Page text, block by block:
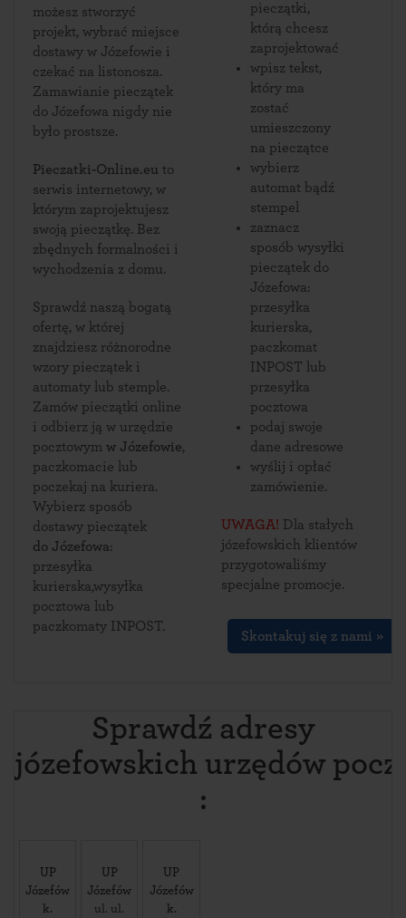
możesz stworzyć
projekt, wybrać miejsce
dostawy w Józefowie i
czekać na listonosza.
Zamawianie pieczątek
do Józefowa nigdy nie
było prostsze.
Pieczatki-Online.eu
serwis internetowy, w
którym zaprojektujesz
swoją pieczątkę. Bez
zbędnych formalności i
wychodzenia z domu.
Sprawdź naszą bogatą
ofertę, w której
znajdziesz różnorodne
wzory pieczątek i
automaty lub stemple.
Zamów pieczątki online
i odbierz ją w urzędzie
pocztowym w Józefowie,
paczkomacie lub
poczekaj na kuriera.
Wybierz sposób
dostawy pieczątek
do Józefowa:
przesyłka
kurierska,wysyłka
pocztowa lub
paczkomaty INPOST.
pieczątki,
którą chcesz
zaprojektować
wpisz tekst,
który ma
zostać
umieszczony
na pieczątce
wybierz
automat bądź
stempel
zaznacz
sposób wysyłki
pieczątek do
Józefowa:
przesyłka
kurierska,
paczkomat
INPOST lub
przesyłka
pocztowa
podaj swoje
dane adresowe
wyślij i opłać
zamówienie.
UWAGA! Dla stałych
józefowskich klientów
przygotowaliśmy
specjalne promocje.
Skontakuj się z nami »
Sprawdź adresy
józefowskich urzędów
:
UP
Józefów
k.
UP
Józefów
ul. ul.
UP
Józefów
k.